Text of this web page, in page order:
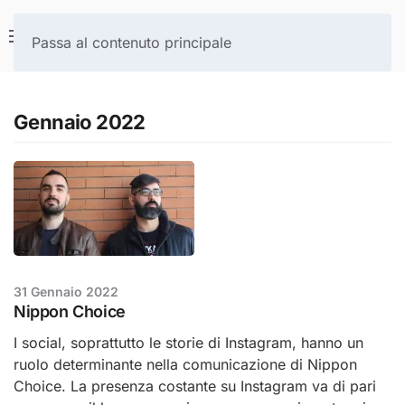
Passa al contenuto principale
Gennaio 2022
31 Gennaio 2022
Nippon Choice
I social, soprattutto le storie di Instagram, hanno un
ruolo determinante nella comunicazione di Nippon
Choice. La presenza costante su Instagram va di pari